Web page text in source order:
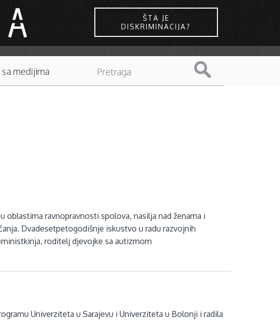
ŠTA JE
DISKRIMINACIJA?
sa medijima
oblastima ravnopravnosti spolova, nasilja nad ženama i
Dvadesetpetogodišnje iskustvo u radu razvojnih
roditelj djevojke sa autizmom
Univerziteta u Sarajevu i Univerziteta u Bolonji i radila